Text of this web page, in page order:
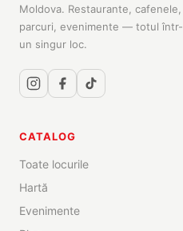
Moldova. Restaurante, cafenele,
parcuri, evenimente — totul într-
un singur loc.
CATALOG
Toate locurile
Hartă
Evenimente